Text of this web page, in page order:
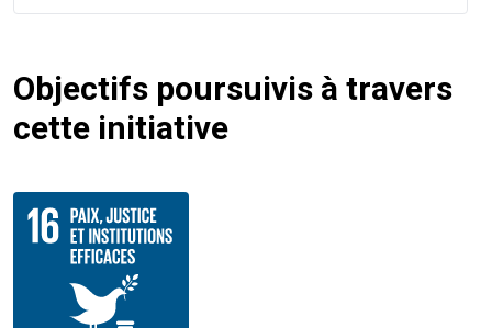
Objectifs poursuivis à travers
cette initiative